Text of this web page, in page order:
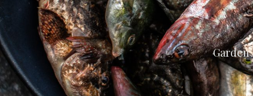
Garden